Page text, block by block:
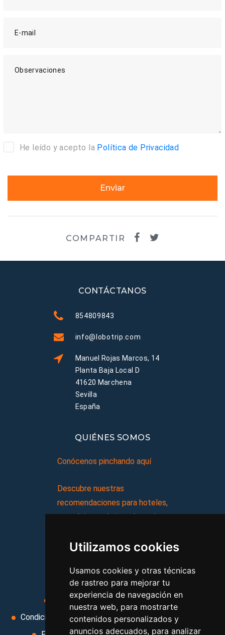
Utilizamos cookies
Usamos cookies y otras técnicas
de rastreo para mejorar tu
experiencia de navegación en
nuestra web, para mostrarte
contenidos personalizados y
anuncios adecuados, para analizar
E-mail
Observaciones
He leído y acepto la Política de Privacidad
Enviar
COMPARTIR
CONTÁCTANOS
854809843
info@lobotrip.com
Manuel Rojas Marcos, 14
Planta Baja Local D
41620 Marchena
Sevilla
España
QUIÉNES SOMOS
Conócenos pinchando aquí
Descubre nuestras
recomendaciones para hoteles,
complejos turísticos, hostales,
viajes, y mucho más!
MI AGENCIA
Aviso legal
Condiciones de uso
Condiciones Generales
Ley de Viajes Combinados